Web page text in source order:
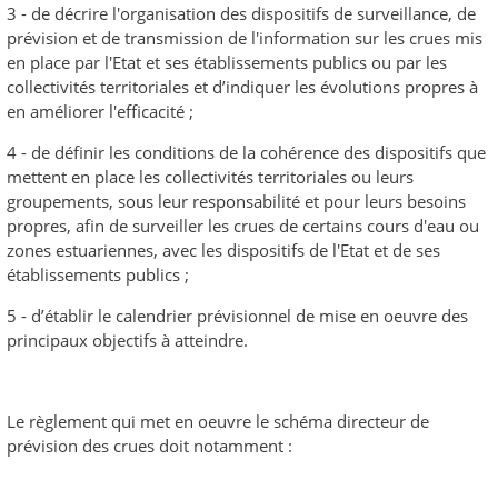
3 - de décrire l'organisation des dispositifs de surveillance, de
prévision et de transmission de l'information sur les crues mis
en place par l'Etat et ses établissements publics ou par les
collectivités territoriales et d’indiquer les évolutions propres à
en améliorer l'efficacité ;
4 - de définir les conditions de la cohérence des dispositifs que
mettent en place les collectivités territoriales ou leurs
groupements, sous leur responsabilité et pour leurs besoins
propres, afin de surveiller les crues de certains cours d'eau ou
zones estuariennes, avec les dispositifs de l'Etat et de ses
établissements publics ;
5 - d’établir le calendrier prévisionnel de mise en oeuvre des
principaux objectifs à atteindre.
Le règlement qui met en oeuvre le schéma directeur de
prévision des crues doit notamment :